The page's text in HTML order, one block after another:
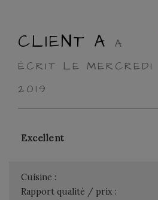
CLIENT A
A
ÉCRIT LE
2019
Excellent
Cuisine :
Rapport qualité / prix :